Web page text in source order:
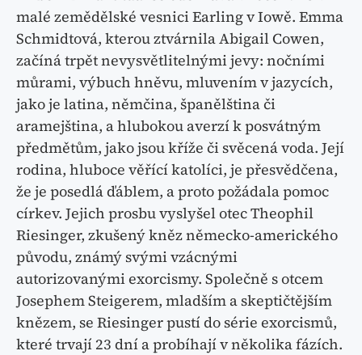
malé zemědělské vesnici Earling v Iowě. Emma
Schmidtová, kterou ztvárnila Abigail Cowen,
začíná trpět nevysvětlitelnými jevy: nočními
můrami, výbuch hněvu, mluvením v jazycích,
jako je latina, němčina, španělština či
aramejština, a hlubokou averzí k posvátným
předmětům, jako jsou kříže či svěcená voda. Její
rodina, hluboce věřící katolíci, je přesvědčena,
že je posedlá ďáblem, a proto požádala pomoc
církev. Jejich prosbu vyslyšel otec Theophil
Riesinger, zkušený kněz německo-amerického
původu, známý svými vzácnými
autorizovanými exorcismy. Společně s otcem
Josephem Steigerem, mladším a skeptičtějším
knězem, se Riesinger pustí do série exorcismů,
které trvají 23 dní a probíhají v několika fázích.